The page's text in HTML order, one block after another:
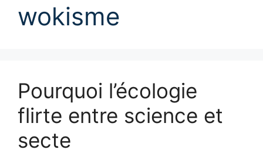
wokisme
Pourquoi l’écologie
flirte entre science et
secte